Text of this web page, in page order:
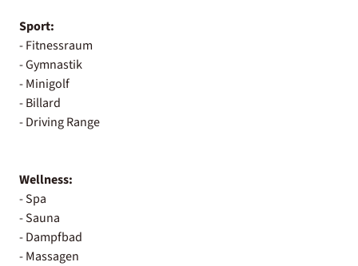
Sport:
- Fitnessraum
- Gymnastik
- Minigolf
- Billard
- Driving Range
Wellness:
- Spa
- Sauna
- Dampfbad
- Massagen